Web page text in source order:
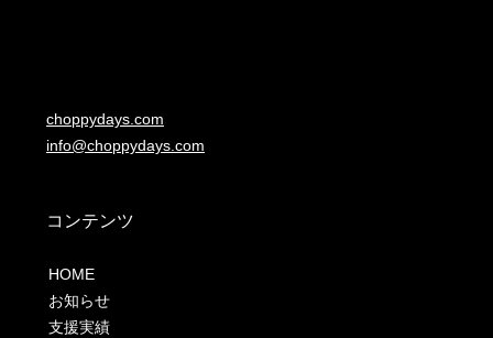
choppydays.com
info@choppydays.com
コンテンツ
HOME
お知らせ
支援実績